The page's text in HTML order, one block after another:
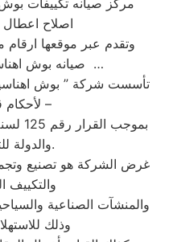
اصلاح
وتقدم عبر موقعها ارقام
صيانه بوش اهناسيا ؛ تليفون بوش اهناسيا …
تأسست شركة ” بوش
لأحكام قوانين الاستثمار –
والدولة للتعاون الاقتصادي.
غرض الشركة هو تصنيع
والتكييف
والمنشآت الصناعية
وذلك